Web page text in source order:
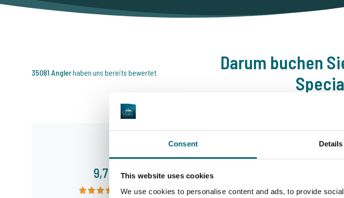
Consent Details
This website uses cookies
We use cookies to personalise content and ads, to provide
Darum buchen
35081 Anglerhaben uns bereits bewertet
9,7